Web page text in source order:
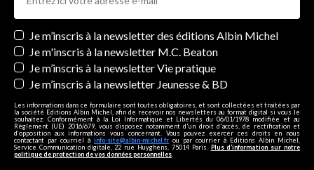
Newsletters
Je m’inscris à la newsletter des éditions Albin Michel
Je m'inscris à la newsletter M.C. Beaton
Je m’inscris à la newsletter Vie pratique
Je m’inscris à la newsletter Jeunesse & BD
Les informations dans ce formulaire sont toutes obligatoires, et sont collectées et traitées par
la société Editions Albin Michel, afin de recevoir nos newsletters au format digital si vous le
souhaitez. Conformément à la Loi Informatique et Libertés du 06/01/1978 modifiée et au
Règlement (UE) 2016/679, vous disposez notamment d'un droit d'accès, de rectification et
d’opposition aux informations vous concernant. Vous pouvez exercer ces droits en nous
contactant par courriel à info-site@albin-michel.fr ou par courrier à Editions Albin Michel,
Service Communication digitale, 22 rue Huyghens, 75014 Paris. Plus d’information sur notre
politique de protection de vos données personnelles